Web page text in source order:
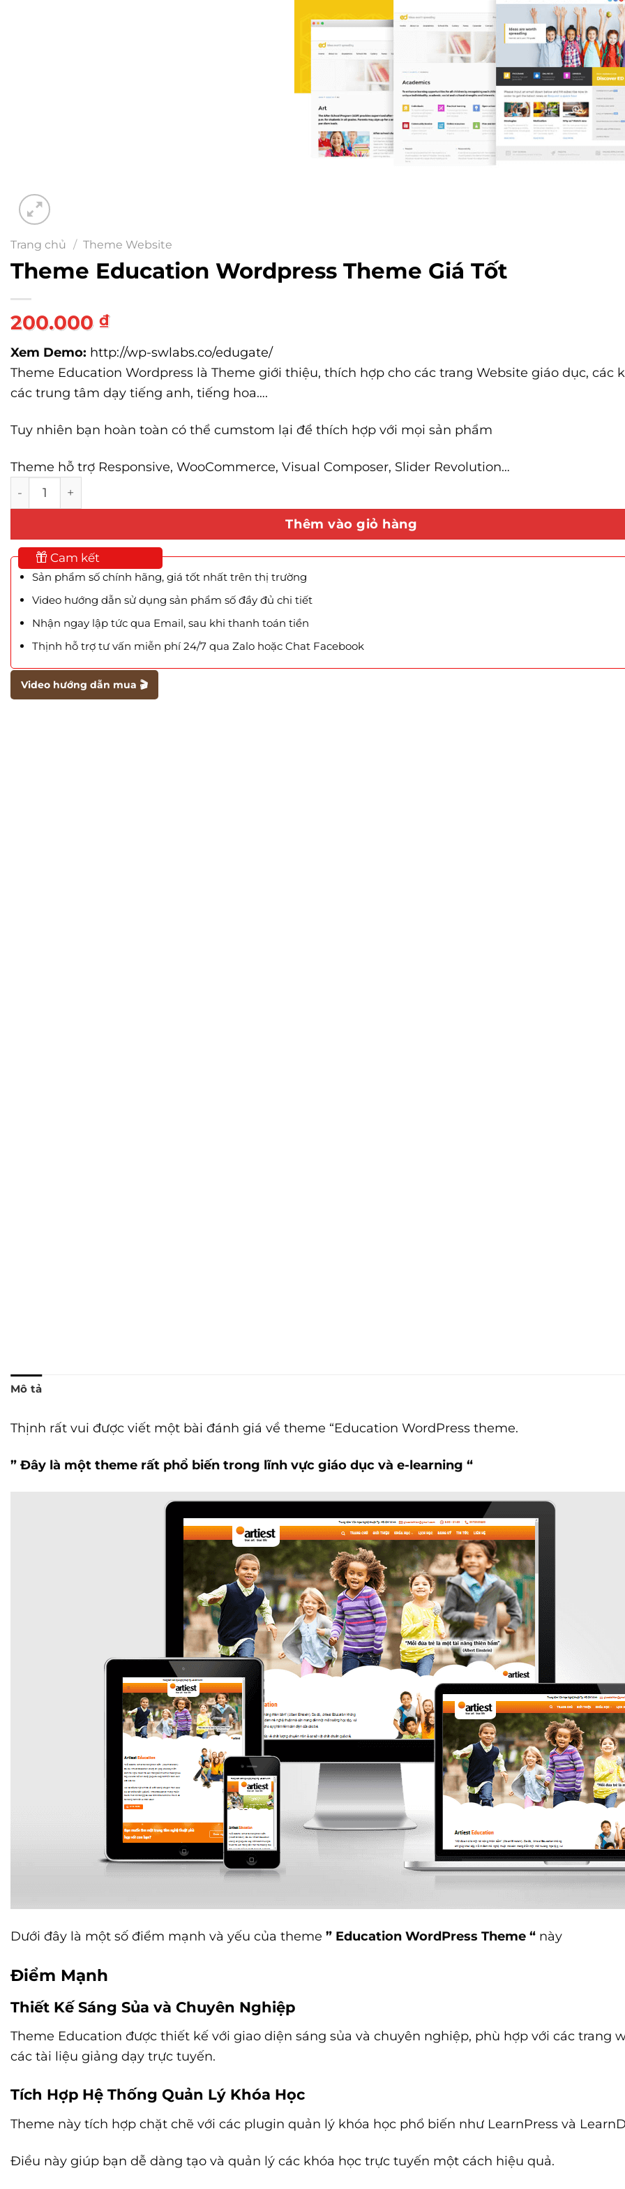
Trang chủ / Theme Website
Theme Education Wordpress Theme Giá Tốt
200.000 ₫
Xem Demo: http://wp-swlabs.co/edugate/
Theme Education Wordpress là Theme giới thiệu, thích hợp cho các trang Website giáo dục, các
các trung tâm dạy tiếng anh, tiếng hoa….
Tuy nhiên bạn hoàn toàn có thể cumstom lại để thích hợp với mọi sản phẩm
Theme hỗ trợ Responsive, WooCommerce, Visual Composer, Slider Revolution…
Theme Education Wordpress Theme Giá Tốt số lượng
Thêm vào giỏ hàng
Cam kết
Sản phẩm số chính hãng, giá tốt nhất trên thị trường
Video hướng dẫn sử dụng sản phẩm số đầy đủ chi tiết
Nhận ngay lập tức qua Email, sau khi thanh toán tiền
Thịnh hỗ trợ tư vấn miễn phí 24/7 qua Zalo hoặc Chat Facebook
Video hướng dẫn mua 🎬
Mô tả
Thịnh rất vui được viết một bài đánh giá về theme “Education WordPress theme.
” Đây là một theme rất phổ biến trong lĩnh vực giáo dục và e-learning “
Dưới đây là một số điểm mạnh và yếu của theme ” Education WordPress Theme “ này
Điểm Mạnh
Thiết Kế Sáng Sủa và Chuyên Nghiệp
Theme Education được thiết kế với giao diện sáng sủa và chuyên nghiệp, phù hợp với các trang
các tài liệu giảng dạy trực tuyến.
Tích Hợp Hệ Thống Quản Lý Khóa Học
Theme này tích hợp chặt chẽ với các plugin quản lý khóa học phổ biến như LearnPress và
Điều này giúp bạn dễ dàng tạo và quản lý các khóa học trực tuyến một cách hiệu quả.